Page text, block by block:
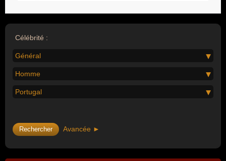
Célébrité :
Général
Homme
Portugal
Avancée ►